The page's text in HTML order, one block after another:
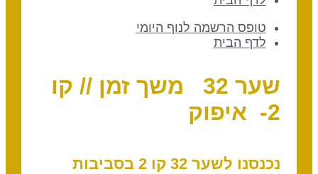
טופס הרשמה לנוף היומי
לדף הבית
שער 32 משך זמן // קו
2- איפוק
נכנסנו לשער 32 קו 2 בסביבות